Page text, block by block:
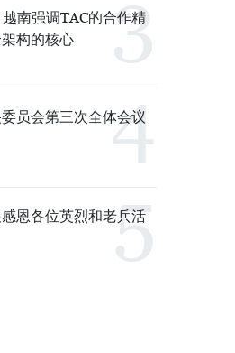
南强调TAC的合作精
构的核心
员会第三次全体会议
恩各位英烈和老兵活